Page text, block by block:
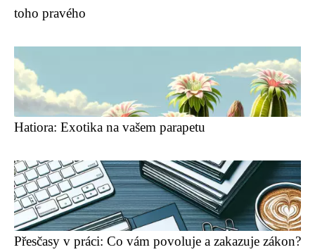
toho pravého
Hatiora: Exotika na vašem parapetu
Přesčasy v práci: Co vám povoluje a zakazuje zákon?